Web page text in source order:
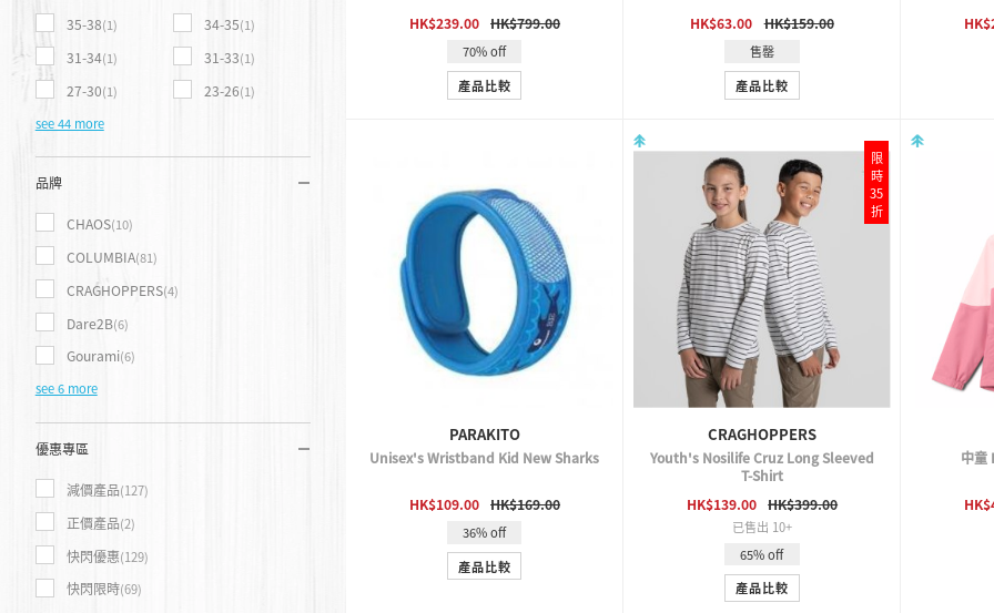
35-38(1) 34-35(1)
31-34(1) 31-33(1)
27-30(1) 23-26(1)
see 44 more
品牌
CHAOS(10)
COLUMBIA(81)
CRAGHOPPERS(4)
Dare2B(6)
Gourami(6)
see 6 more
優惠專區
減價產品(127)
正價產品(2)
快閃優惠(129)
快閃限時(69)
HK$239.00 HK$799.00
70% off
產品比較
HK$63.00 HK$159.00
售罄
產品比較
PARAKITO
Unisex's Wristband Kid New Sharks
HK$109.00 HK$169.00
36% off
產品比較
CRAGHOPPERS
Youth's Nosilife Cruz Long Sleeved
T-Shirt
HK$139.00
HK$399.00
已售出 10+
65% off
產品比較
限
時
35
折
中童